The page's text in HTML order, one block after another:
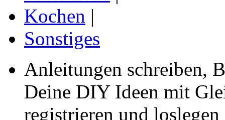
Kochen |
Sonstiges
Anleitungen schreiben,
Deine DIY Ideen mit
registrieren und loslegen